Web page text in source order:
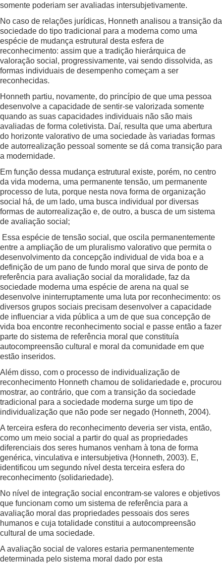
somente poderiam ser avaliadas intersubjetivamente.
No caso de relações jurídicas, Honneth analisou a transição da
sociedade do tipo tradicional para a moderna como uma
espécie de mudança estrutural desta esfera de
reconhecimento: assim que a tradição hierárquica de
valoração social, progressivamente, vai sendo dissolvida, as
formas individuais de desempenho começam a ser
reconhecidas.
Honneth partiu, novamente, do princípio de que uma pessoa
desenvolve a capacidade de sentir-se valorizada somente
quando as suas capacidades individuais não são mais
avaliadas de forma coletivista. Daí, resulta que uma abertura
do horizonte valorativo de uma sociedade às variadas formas
de autorrealização pessoal somente se dá coma transição para
a modernidade.
Em função dessa mudança estrutural existe, porém, no centro
da vida moderna, uma permanente tensão, um permanente
processo de luta, porque nesta nova forma de organização
social há, de um lado, uma busca individual por diversas
formas de autorrealização e, de outro, a busca de um sistema
de avaliação social;
Essa espécie de tensão social, que oscila permanentemente
entre a ampliação de um pluralismo valorativo que permita o
desenvolvimento da concepção individual de vida boa e a
definição de um pano de fundo moral que sirva de ponto de
referência para avaliação social da moralidade, faz da
sociedade moderna uma espécie de arena na qual se
desenvolve ininterruptamente uma luta por reconhecimento: os
diversos grupos sociais precisam desenvolver a capacidade
de influenciar a vida pública a um de que sua concepção de
vida boa encontre reconhecimento social e passe então a fazer
parte do sistema de referência moral que constituía
autocompreensão cultural e moral da comunidade em que
estão inseridos.
Além disso, com o processo de individualização de
reconhecimento Honneth chamou de solidariedade e, procurou
mostrar, ao contrário, que com a transição da sociedade
tradicional para a sociedade moderna surge um tipo de
individualização que não pode ser negado (Honneth, 2004).
A terceira esfera do reconhecimento deveria ser vista, então,
como um meio social a partir do qual as propriedades
diferenciais dos seres humanos venham à tona de forma
genérica, vinculativa e intersubjetiva (Honneth, 2003). E,
identificou um segundo nível desta terceira esfera do
reconhecimento (solidariedade).
No nível de integração social encontram-se valores e objetivos
que funcionam como um sistema de referência para a
avaliação moral das propriedades pessoais dos seres
humanos e cuja totalidade constitui a autocompreensão
cultural de uma sociedade.
A avaliação social de valores estaria permanentemente
determinada pelo sistema moral dado por esta